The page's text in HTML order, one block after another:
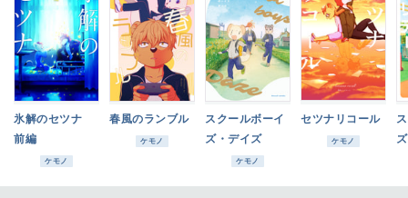
氷解のセツナ
前編
ケモノ
春風のランブル
ケモノ
スクールボーイ
ズ・デイズ
ケモノ
セツナリコール
ケモノ